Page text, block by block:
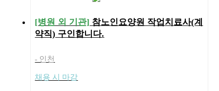
[병원 외 기관] 참노인요양원 작업치료사(계
약직) 구인합니다.
- 인천
채용 시 마감